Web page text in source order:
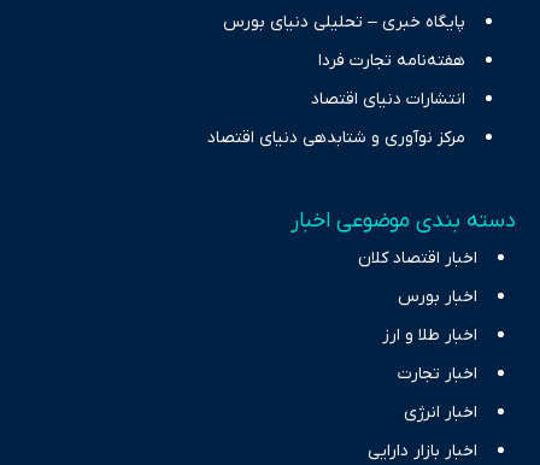
پایگاه خبری – تحلیلی دنیای بورس
هفته‌نامه تجارت فردا
انتشارات دنیای اقتصاد
مرکز نوآوری و شتابدهی دنیای اقتصاد
دسته بندی موضوعی اخبار
اخبار اقتصاد کلان
اخبار بورس
اخبار طلا و ارز
اخبار تجارت
اخبار انرژی
اخبار بازار دارایی